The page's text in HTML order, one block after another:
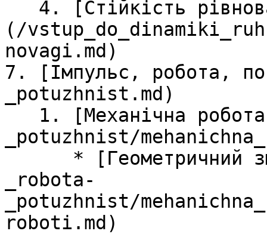
(/
novagi.md)
7. [Iмпульс, робота,
_potuzhnist.md)
_potuzhnist/
_robota-
_potuzhnist/
roboti.md)